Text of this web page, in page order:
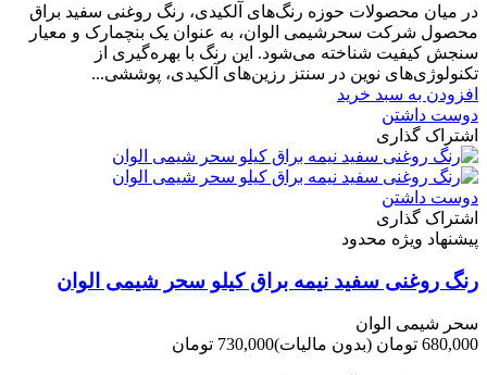
در میان محصولات حوزه رنگ‌های آلکیدی، رنگ روغنی سفید براق
محصول شرکت سحرشیمی الوان، به عنوان یک بنچمارک و معیار
سنجش کیفیت شناخته می‌شود. این رنگ با بهره‌گیری از
تکنولوژی‌های نوین در سنتز رزین‌های آلکیدی، پوششی...
افزودن به سبد خرید
دوست داشتن
اشتراک گذاری
دوست داشتن
اشتراک گذاری
پیشنهاد ویژه محدود
رنگ روغنی سفید نیمه براق کیلو سحر شیمی الوان
سحر شیمی الوان
680,000 تومان
(بدون مالیات)730,000 تومان